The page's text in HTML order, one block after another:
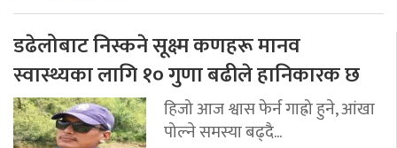
डढेलोबाट निस्कने सूक्ष्म कणहरू मानव
स्वास्थ्यका लागि १० गुणा बढीले हानिकारक छ
हिजो आज श्वास फेर्न गाह्रो हुने, आंखा
पोल्ने समस्या बढ्दै...